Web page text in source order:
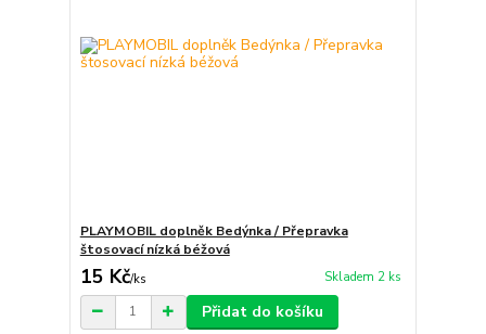
PLAYMOBIL doplněk Bedýnka / Přepravka
štosovací nízká béžová
15 Kč/ks Skladem 2 ks
Přidat do košíku